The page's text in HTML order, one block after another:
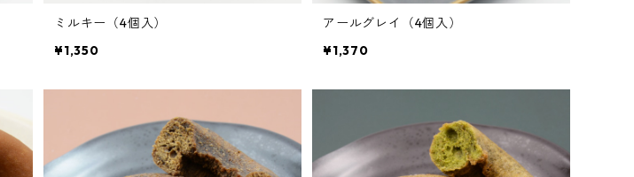
ミルキー（4個入）
¥1,350
アールグレイ（4個入）
¥1,370